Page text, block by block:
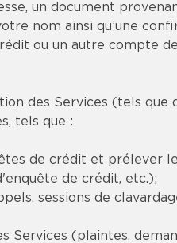
un document
nom ainsi qu’une
ou un autre compte
des Services (tels que
tels que :
de crédit et prélever
de crédit, etc.);
sessions de
(plaintes,